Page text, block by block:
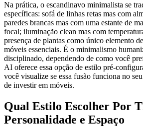
Na prática, o escandinavo minimalista se
específicas: sofá de linhas retas mas com
paredes brancas mas com uma estante de
focal; iluminação clean mas com
presença de plantas como único elemento
móveis essenciais. É o minimalismo
disciplinado, dependendo de como você
AI oferece essa opção de estilo pré-
você visualize se essa fusão funciona no
de investir em móveis.
Qual Estilo Escolher Por
Personalidade e Espaço